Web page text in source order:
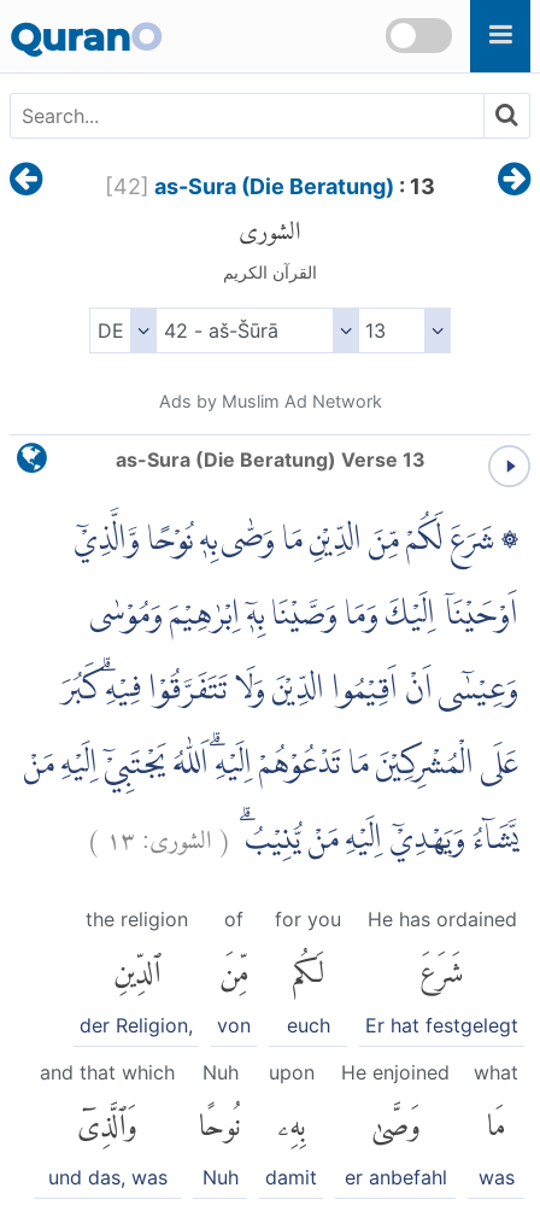
QuranO
[42] as-Sura (Die Beratung) : 13
الشورى
القرآن الكريم
Ads by Muslim Ad Network
as-Sura (Die Beratung) Verse 13
۞ شَرَعَ لَكُمْ مِّنَ الدِّيْنِ مَا وَصّٰى بِهٖ نُوْحًا وَّالَّذِيْٓ
اَوْحَيْنَآ اِلَيْكَ وَمَا وَصَّيْنَا بِهٖٓ اِبْرٰهِيْمَ وَمُوْسٰى
وَعِيْسٰٓى اَنْ اَقِيْمُوا الدِّيْنَ وَلَا تَتَفَرَّقُوْا فِيْهِۗ كَبُرَ
عَلَى الْمُشْرِكِيْنَ مَا تَدْعُوْهُمْ اِلَيْهِۗ اَللّٰهُ يَجْتَبِيْٓ اِلَيْهِ مَنْ
يَّشَاۤءُ وَيَهْدِيْٓ اِلَيْهِ مَنْ يُّنِيْبُۗ (الشورى:١٣ )
He has ordained
شَرَعَ
Er hat festgelegt
for you
لَكُم
euch
of
مِّنَ
von
the religion
ٱلدِّينِ
der Religion,
what
مَا
was
He enjoined
وَصَّىٰ
er anbefahl
upon
بِهِۦ
damit
Nuh
نُوحًا
Nuh
and that which
وَٱلَّذِىٓ
und das, was